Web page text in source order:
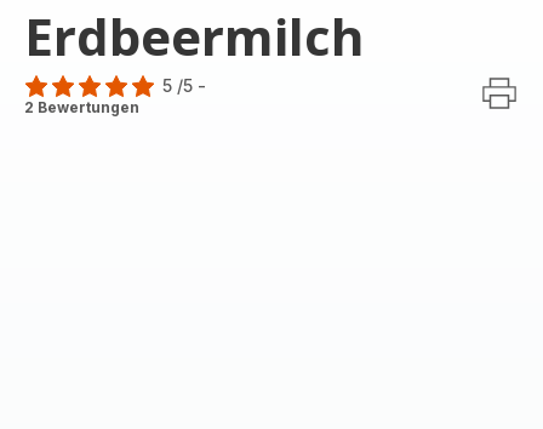
Erdbeermilch
Bewertung
5 /5 -
2 Bewertungen